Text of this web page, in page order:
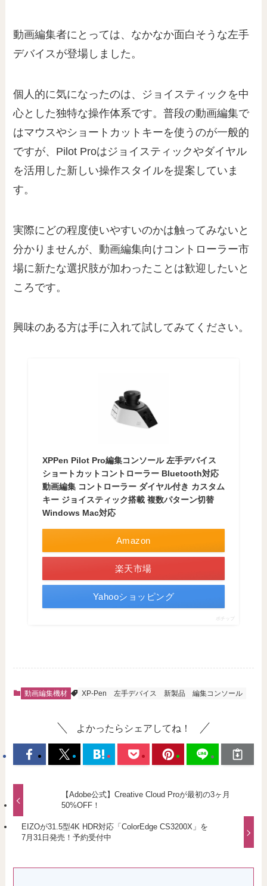
動画編集者にとっては、なかなか面白そうな左手
デバイスが登場しました。
個人的に気になったのは、ジョイスティックを中
心とした独特な操作体系です。普段の動画編集で
はマウスやショートカットキーを使うのが一般的
ですが、Pilot Proはジョイスティックやダイヤル
を活用した新しい操作スタイルを提案していま
す。
実際にどの程度使いやすいのかは触ってみないと
分かりませんが、動画編集向けコントローラー市
場に新たな選択肢が加わったことは歓迎したいと
ころです。
興味のある方は手に入れて試してみてください。
XPPen Pilot Pro編集コンソール 左手デバイス
ショートカットコントローラー Bluetooth対応
動画編集 コントローラー ダイヤル付き カスタム
キー ジョイスティック搭載 複数パターン切替
Windows Mac対応
Amazon
楽天市場
Yahooショッピング
ポチップ
動画編集機材 XP-Pen 左手デバイス 新製品 編集コンソール
よかったらシェアしてね！
【Adobe公式】Creative Cloud Proが最初の3ヶ月
50%OFF！
EIZOが31.5型4K HDR対応「ColorEdge CS3200X」を
7月31日発売！予約受付中